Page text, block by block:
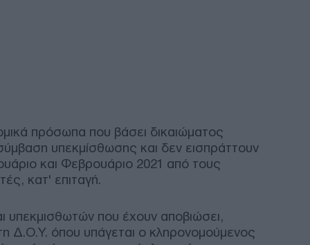
πρόσωπα που βάσει δικαιώματος
υπεκμίσθωσης και δεν εισπράττουν
και Φεβρουάριο 2021 από τους
κατ' επιταγή.
υπεκμισθωτών που έχουν αποβιώσει,
Δ.Ο.Υ. όπου υπάγεται ο κληρονομούμενος